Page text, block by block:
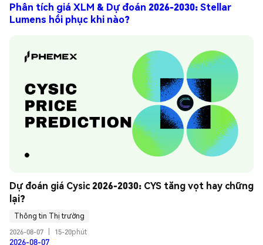
Phân tích giá XLM & Dự đoán 2026-2030: Stellar
Lumens hồi phục khi nào?
Dự đoán giá Cysic 2026-2030: CYS tăng vọt hay chững
lại?
Thông tin Thị trường
2026-08-07
15-20phút
2026-08-07